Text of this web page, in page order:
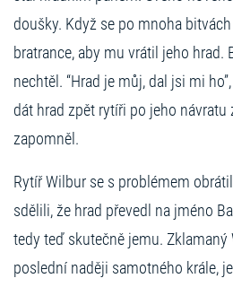
doušky. Když se po mnoha
bratrance, aby mu vrátil jeho hrad.
nechtěl. “Hrad je můj, dal jsi mi
dát hrad zpět rytíři po jeho návratu
zapomněl.
Rytíř Wilbur se s problémem
sdělili, že hrad převedl na jméno
tedy teď skutečně jemu.
poslední naději samotného krále,